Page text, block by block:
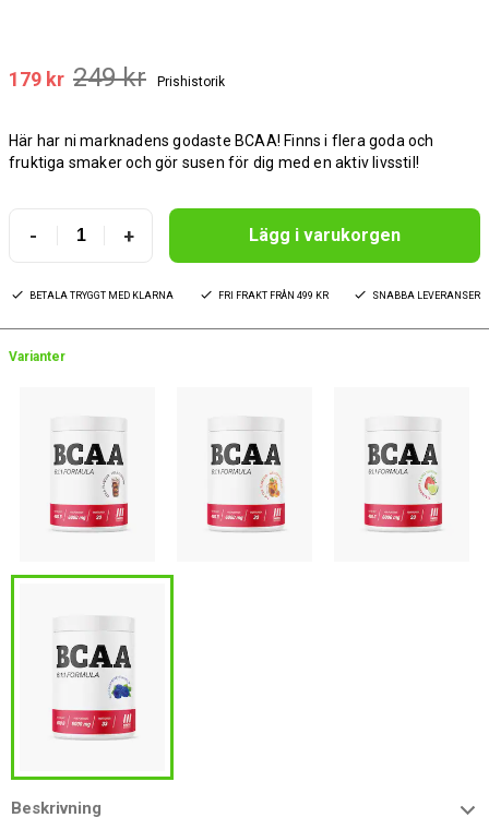
179 kr 249 kr Prishistorik
Här har ni marknadens godaste BCAA! Finns i flera goda och
fruktiga smaker och gör susen för dig med en aktiv livsstil!
- + Lägg i varukorgen
BETALA TRYGGT MED KLARNA FRI FRAKT FRÅN 499 KR SNABBA LEVERANSER
Varianter
Beskrivning